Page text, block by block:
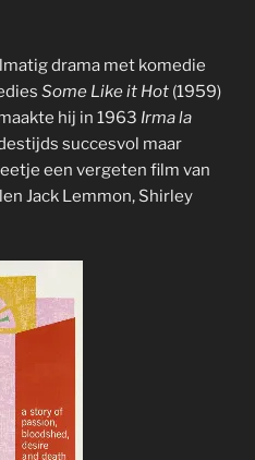
drama met komedie
Some Like it Hot (1959)
hij in 1963 Irma la
succesvol maar
een vergeten film van
Jack Lemmon, Shirley